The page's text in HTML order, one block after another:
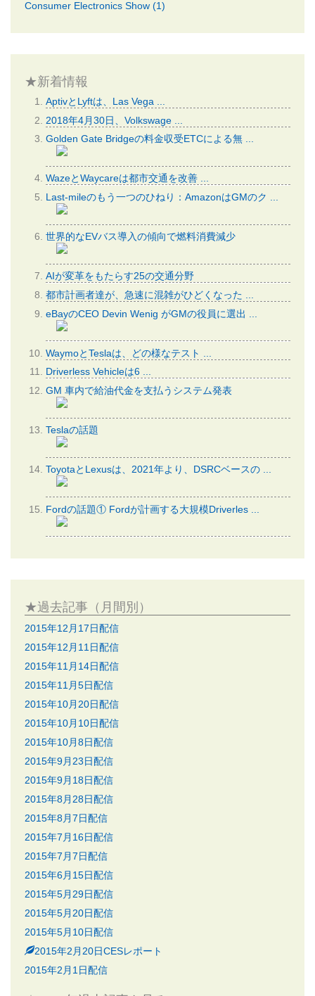
Consumer Electronics Show (1)
★新着情報
AptivとLyftは、Las Vega ...
2018年4月30日、Volkswage ...
Golden Gate Bridgeの料金収受ETCによる無 ...
WazeとWaycareは都市交通を改善 ...
Last-mileのもう一つのひねり：AmazonはGMのク ...
世界的なEVバス導入の傾向で燃料消費減少
AIが変革をもたらす25の交通分野
都市計画者達が、急速に混雑がひどくなった ...
eBayのCEO Devin Wenig がGMの役員に選出 ...
WaymoとTeslaは、どの様なテスト ...
Driverless Vehicleは6 ...
GM 車内で給油代金を支払うシステム発表
Teslaの話題
ToyotaとLexusは、2021年より、DSRCベースの ...
Fordの話題① Fordが計画する大規模Driverles ...
★過去記事（月間別）
2015年12月17日配信
2015年12月11日配信
2015年11月14日配信
2015年11月5日配信
2015年10月20日配信
2015年10月10日配信
2015年10月8日配信
2015年9月23日配信
2015年9月18日配信
2015年8月28日配信
2015年8月7日配信
2015年7月16日配信
2015年7月7日配信
2015年6月15日配信
2015年5月29日配信
2015年5月20日配信
2015年5月10日配信
2015年2月20日CESレポート
2015年2月1日配信